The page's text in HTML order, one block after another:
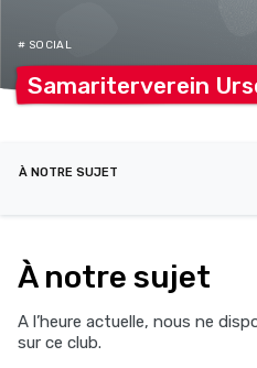
# SOCIAL
Samariterverein
À NOTRE SUJET
À notre sujet
A l’heure actuelle, nous ne
sur ce club.